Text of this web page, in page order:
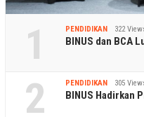
1 PENDIDIKAN 322
BINUS dan BCA
2 PENDIDIKAN 305
BINUS Hadirkan